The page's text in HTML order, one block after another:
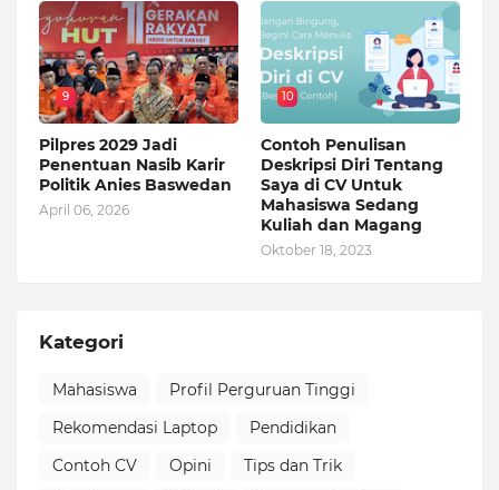
9
Pilpres 2029 Jadi
Penentuan Nasib Karir
Politik Anies Baswedan
April 06, 2026
10
Contoh Penulisan
Deskripsi Diri Tentang
Saya di CV Untuk
Mahasiswa Sedang
Kuliah dan Magang
Oktober 18, 2023
Kategori
Mahasiswa
Profil Perguruan Tinggi
Rekomendasi Laptop
Pendidikan
Contoh CV
Opini
Tips dan Trik